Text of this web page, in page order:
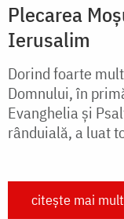
Plecarea
Ierusalim
Dorind foarte
Domnului, în
Evanghelia şi
rânduială, a luat
citește mai mult